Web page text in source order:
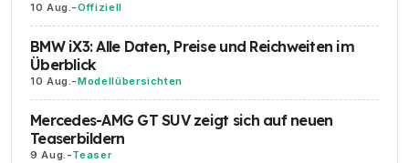
10 Aug.-Offiziell
BMW iX3: Alle Daten, Preise und Reichweiten im
Überblick
10 Aug.-Modellübersichten
Mercedes-AMG GT SUV zeigt sich auf neuen
Teaserbildern
9 Aug. -Teaser